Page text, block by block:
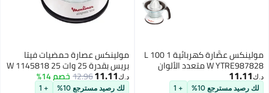
مولينكس عصَّارة كهربائية 1 L 100
W YTRE987828 متعدد الألوان
د.ك‏11.11
لك رصيد مسترجع 10% + 1
مولينكس عصارة حمضيات فيتا
بريس بقدرة 25 وات 25 W 1145818
أسود/ أبيض/ شفاف
د.ك‏11.11
12.96خصم 14%
لك رصيد مسترجع 10% + 1